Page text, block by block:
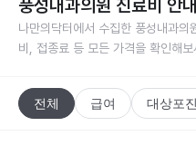
풍성내과의원 진료비 안내
나만의닥터에서 수집한 풍성내과의
비, 접종료 등 모든 가격을 확인해보
전체 급여 대상포